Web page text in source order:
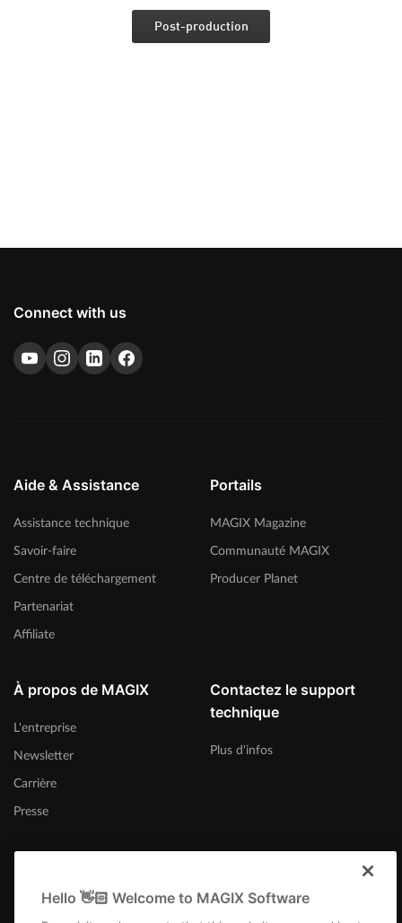
Post-production
Connect with us
Aide & Assistance
Assistance technique
Savoir-faire
Centre de téléchargement
Partenariat
Affiliate
Portails
MAGIX Magazine
Communauté MAGIX
Producer Planet
À propos de MAGIX
L'entreprise
Newsletter
Carrière
Presse
Contactez le support
technique
Plus d'infos
France
Hello 👋🏻 Welcome to MAGIX Software